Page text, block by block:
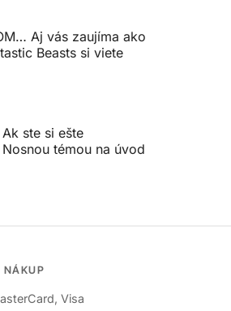
Aj vás zaujíma ako
Beasts si viete
ste si ešte
témou na úvod
NÁKUP
Visa